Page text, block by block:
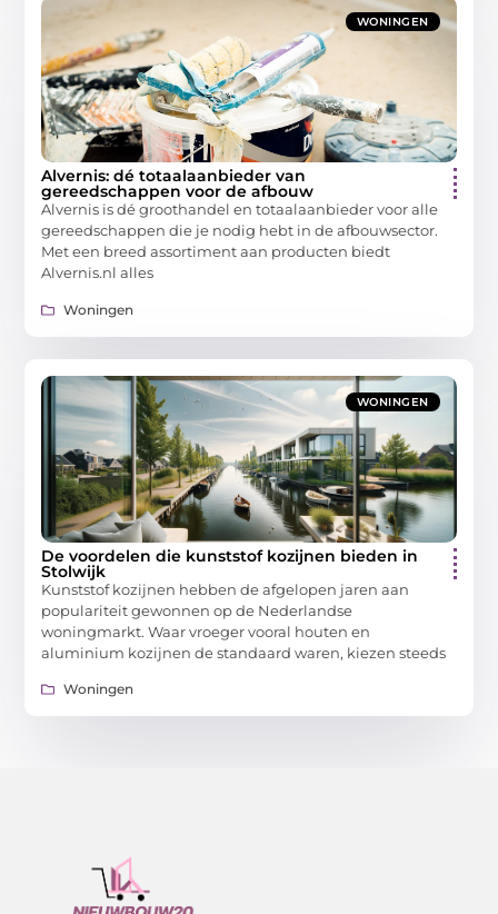
WONINGEN
Alvernis: dé totaalaanbieder van
gereedschappen voor de afbouw
Alvernis is dé groothandel en totaalaanbieder voor alle
gereedschappen die je nodig hebt in de afbouwsector.
Met een breed assortiment aan producten biedt
Alvernis.nl alles
Woningen
WONINGEN
De voordelen die kunststof kozijnen bieden in
Stolwijk
Kunststof kozijnen hebben de afgelopen jaren aan
populariteit gewonnen op de Nederlandse
woningmarkt. Waar vroeger vooral houten en
aluminium kozijnen de standaard waren, kiezen steeds
Woningen